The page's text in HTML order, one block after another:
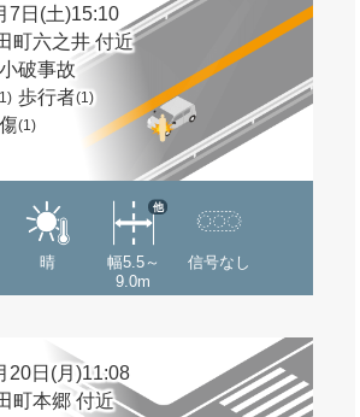
7日(土)15:10
町六之井 付近
破事故
歩行者(1)
(1)
晴
幅5.5～
9.0m
他
信号なし
20日(月)11:08
町本郷 付近